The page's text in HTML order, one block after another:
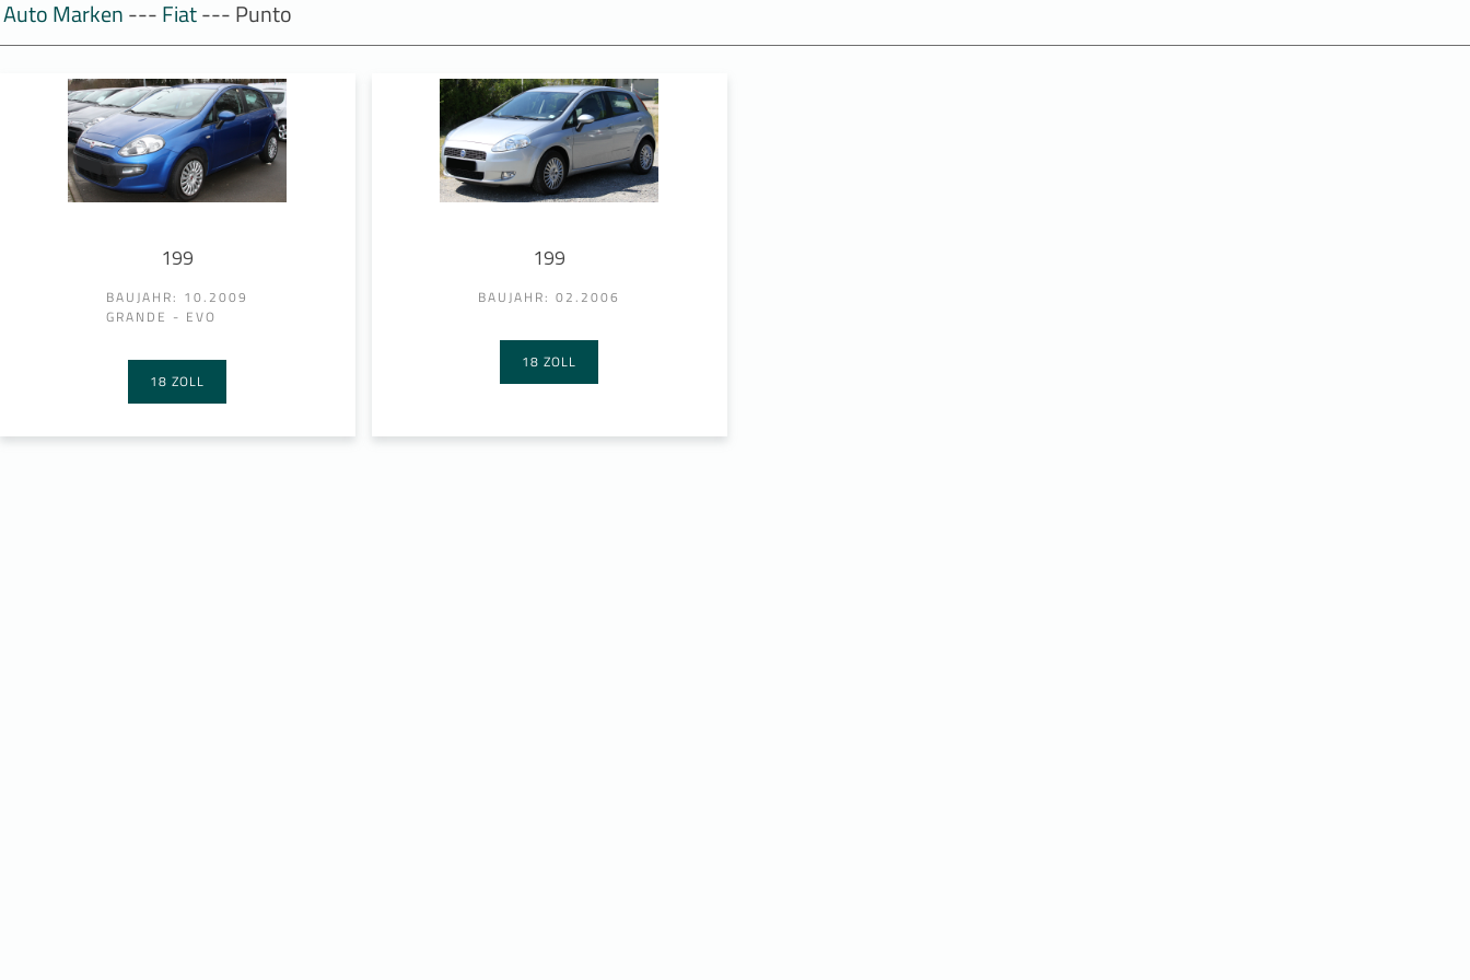
Auto Marken---Fiat--- Punto
199
BAUJAHR: 10.2009
GRANDE - EVO
18 ZOLL
199
BAUJAHR: 02.2006
18 ZOLL